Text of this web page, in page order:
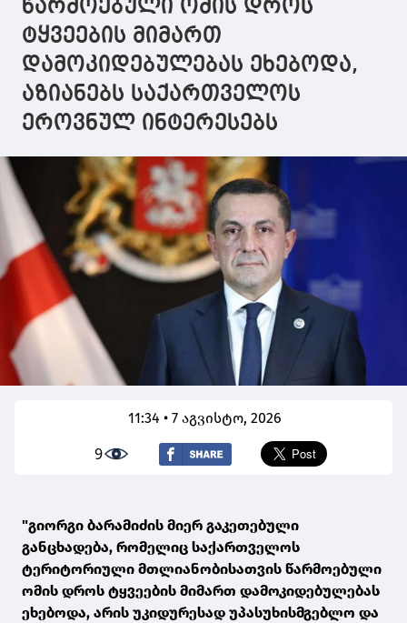
წარმოებული ომის დროს
ტყვეების მიმართ
დამოკიდებულებას ეხებოდა,
აზიანებს საქართველოს
ეროვნულ ინტერესებს
11:34 • 7 აგვისტო, 2026
9
"გიორგი ბარამიძის მიერ გაკეთებული
განცხადება, რომელიც საქართველოს
ტერიტორიული მთლიანობისათვის წარმოებული
ომის დროს ტყვეების მიმართ დამოკიდებულებას
ეხებოდა, არის უკიდურესად უპასუხისმგებლო და